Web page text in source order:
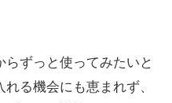
ずっと使ってみたいと
る機会にも恵まれず、